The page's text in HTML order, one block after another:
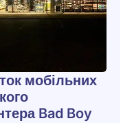
мобільних
Bad Boy